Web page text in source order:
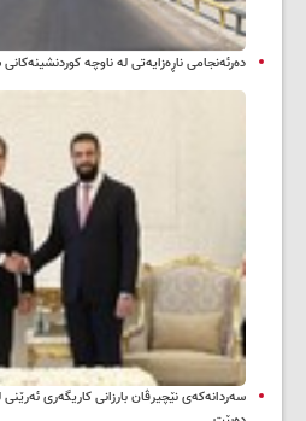
دەرئەنجامی ناڕەزایەتی لە ناوچە
سه‌ردانه‌کەی نێچیرڤان بارزانی كاریگه‌ری